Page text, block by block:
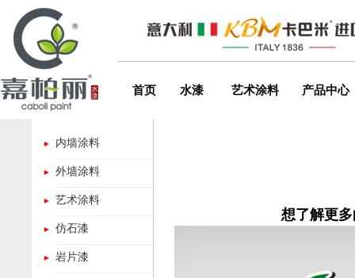
首页 水漆 艺术涂料 产品中心
内墙涂料
外墙涂料
艺术涂料
仿石漆
岩片漆
想了解更